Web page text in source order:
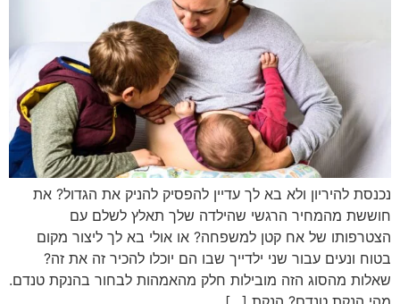
נכנסת להיריון ולא בא לך עדיין להפסיק להניק את הגדול? את
חוששת מהמחיר הרגשי שהילדה שלך תאלץ לשלם עם
הצטרפותו של אח קטן למשפחה? או אולי בא לך ליצור מקום
בטוח ונעים עבור שני ילדייך שבו הם יוכלו להכיר זה את זה?
שאלות מהסוג הזה מובילות חלק מהאמהות לבחור בהנקת טנדם.